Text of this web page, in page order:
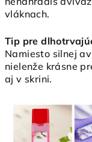
vláknach.
Tip pre
Namiesto silnej
nielenže krásne
aj v skrini.